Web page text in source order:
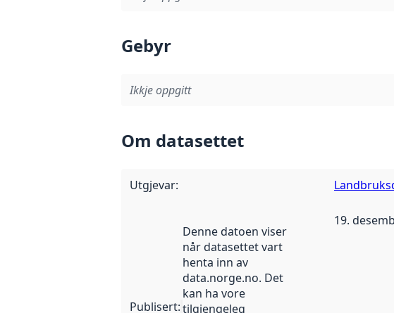
Gebyr
Ikkje oppgitt
Om datasettet
Utgjevar:
Publisert:
Denne datoen viser
når datasettet vart
henta inn av
data.norge.no. Det
kan ha vore
tilgjengeleg
19.